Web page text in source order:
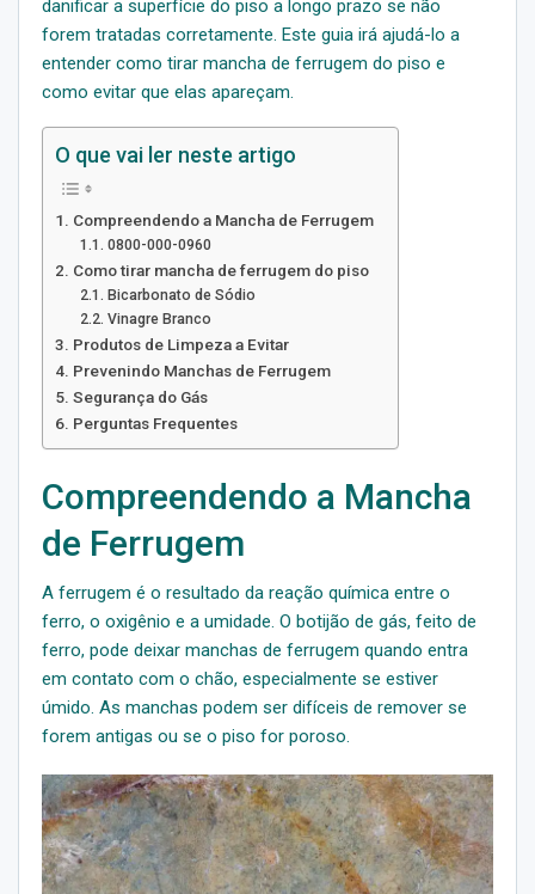
danificar a superfície do piso a longo prazo se não
forem tratadas corretamente. Este guia irá ajudá-lo a
entender como tirar mancha de ferrugem do piso e
como evitar que elas apareçam.
O que vai ler neste artigo
Compreendendo a Mancha de Ferrugem
0800-000-0960
Como tirar mancha de ferrugem do piso
Bicarbonato de Sódio
Vinagre Branco
Produtos de Limpeza a Evitar
Prevenindo Manchas de Ferrugem
Segurança do Gás
Perguntas Frequentes
Compreendendo a Mancha
de Ferrugem
A ferrugem é o resultado da reação química entre o
ferro, o oxigênio e a umidade. O botijão de gás, feito de
ferro, pode deixar manchas de ferrugem quando entra
em contato com o chão, especialmente se estiver
úmido. As manchas podem ser difíceis de remover se
forem antigas ou se o piso for poroso.